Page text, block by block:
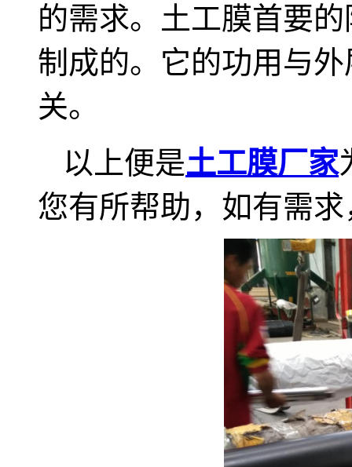
的需求。土工膜首要
制成的。它的功用与
关。
以上便是土工膜厂家
您有所帮助，如有需